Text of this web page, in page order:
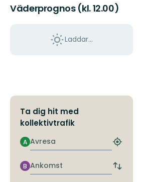
Väderprognos (kl. 12.00)
Laddar...
Ta dig hit med
kollektivtrafik
Avresa
A
Hitta
hållplats
Ankomst
B
Byt